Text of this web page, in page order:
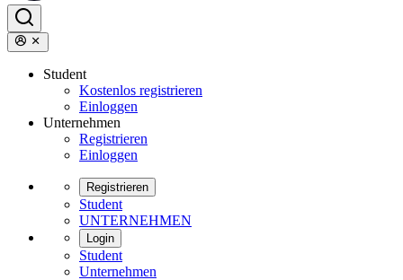
Student
Kostenlos registrieren
Einloggen
Unternehmen
Registrieren
Einloggen
Registrieren
Student
UNTERNEHMEN
Login
Student
Unternehmen